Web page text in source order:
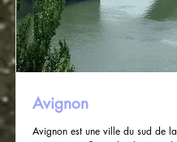
Avignon
Avignon est une ville du sud de